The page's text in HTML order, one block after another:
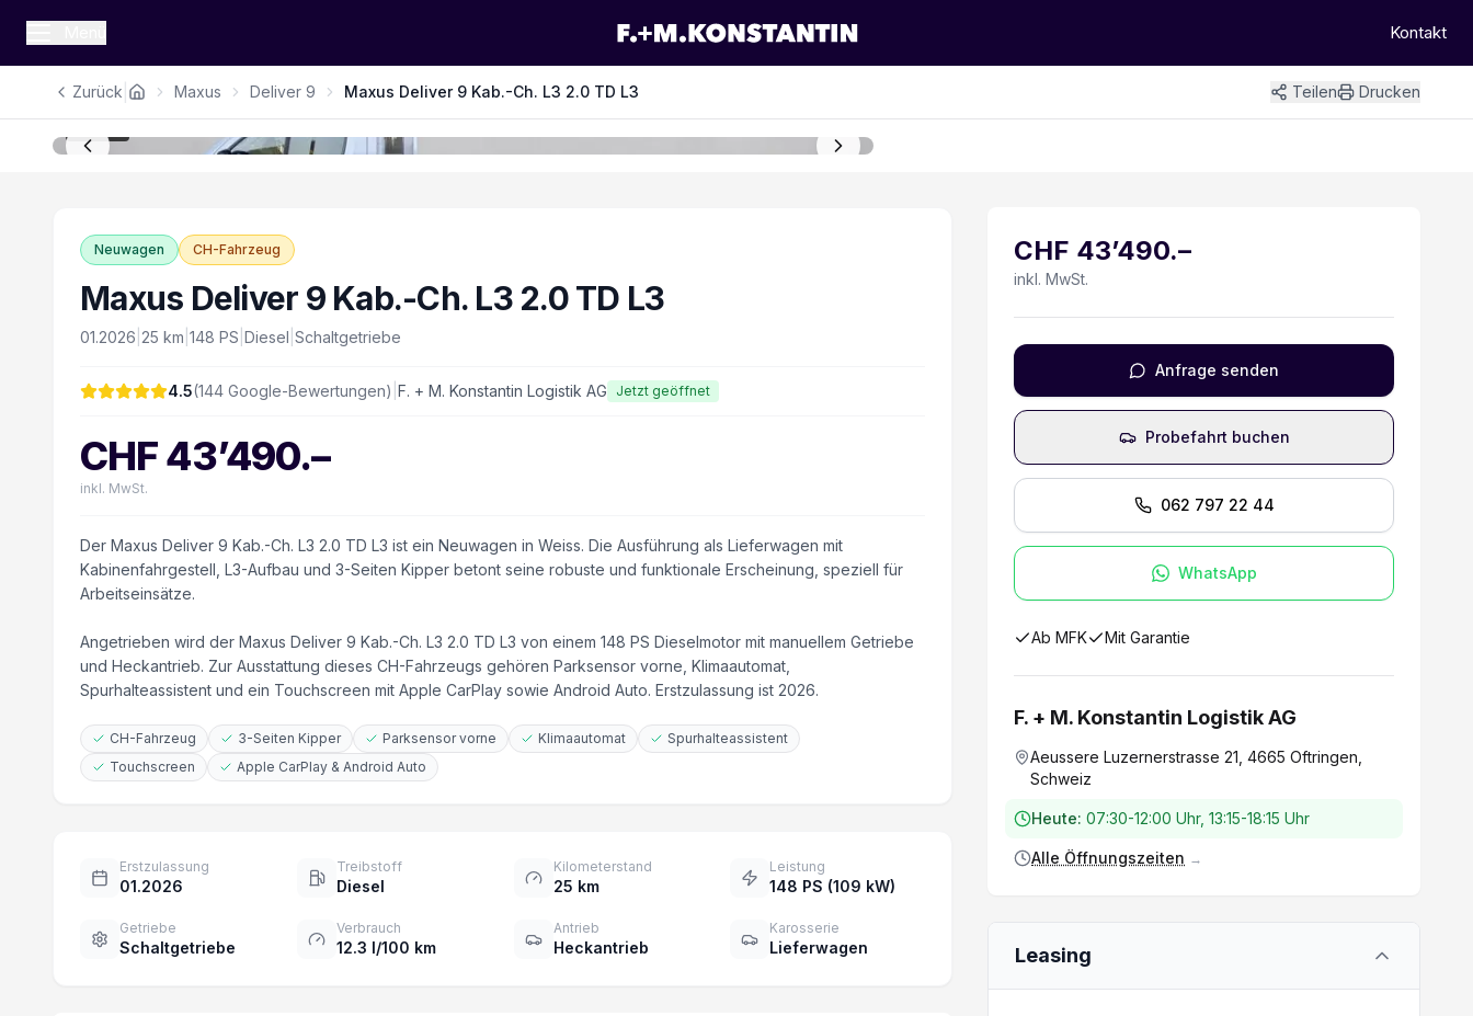
Kontakt
Zurück Maxus Deliver 9 Maxus Deliver 9 Kab.-Ch. L3 2.0 TD L3 Teilen
Drucken
1/16
Neuwagen CH-Fahrzeug
Maxus Deliver 9 Kab.-Ch. L3 2.0 TD L3
01.2026 25 km 148 PS Diesel Schaltgetriebe
4.5(144 Google-Bewertungen) F. + M. Konstantin Logistik AG Jetzt geöffnet
CHF43’490.–
inkl. MwSt.
Der Maxus Deliver 9 Kab.-Ch. L3 2.0 TD L3 ist ein Neuwagen in Weiss. Die Ausführung als Lieferwagen mit
Kabinenfahrgestell, L3-Aufbau und 3-Seiten Kipper betont seine robuste und funktionale Erscheinung, speziell für
Arbeitseinsätze.
Angetrieben wird der Maxus Deliver 9 Kab.-Ch. L3 2.0 TD L3 von einem 148 PS Dieselmotor mit manuellem Getriebe
und Heckantrieb. Zur Ausstattung dieses CH-Fahrzeugs gehören Parksensor vorne, Klimaautomat,
Spurhalteassistent und ein Touchscreen mit Apple CarPlay sowie Android Auto. Erstzulassung ist 2026.
CH-Fahrzeug 3-Seiten Kipper Parksensor vorne Klimaautomat
Spurhalteassistent
Touchscreen
Apple CarPlay & Android Auto
Erstzulassung
01.2026
Treibstoff
Diesel
Kilometerstand
25 km
Leistung
148 PS (109 kW)
Getriebe
Schaltgetriebe
Verbrauch
12.3 l/100 km
Antrieb
Heckantrieb
Karosserie
Lieferwagen
CHF 43’490.–
inkl. MwSt.
Anfrage senden
Probefahrt buchen
062 797 22 44
WhatsApp
Ab MFK Mit Garantie
F. + M. Konstantin Logistik AG
Aeussere Luzernerstrasse 21, 4665 Oftringen,
Schweiz
Heute:07:30-12:00 Uhr, 13:15-18:15 Uhr
Alle Öffnungszeiten →
Leasing